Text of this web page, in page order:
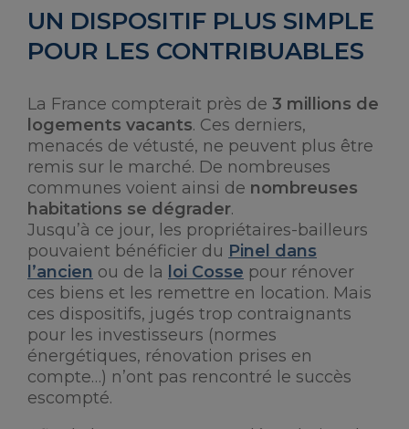
UN DISPOSITIF PLUS SIMPLE
POUR LES CONTRIBUABLES
La France compterait près de 3 millions de
logements vacants. Ces derniers,
menacés de vétusté, ne peuvent plus être
remis sur le marché. De nombreuses
communes voient ainsi de nombreuses
habitations se dégrader.
Jusqu’à ce jour, les propriétaires-bailleurs
pouvaient bénéficier du Pinel dans
l’ancien ou de la loi Cosse pour rénover
ces biens et les remettre en location. Mais
ces dispositifs, jugés trop contraignants
pour les investisseurs (normes
énergétiques, rénovation prises en
compte…) n’ont pas rencontré le succès
escompté.